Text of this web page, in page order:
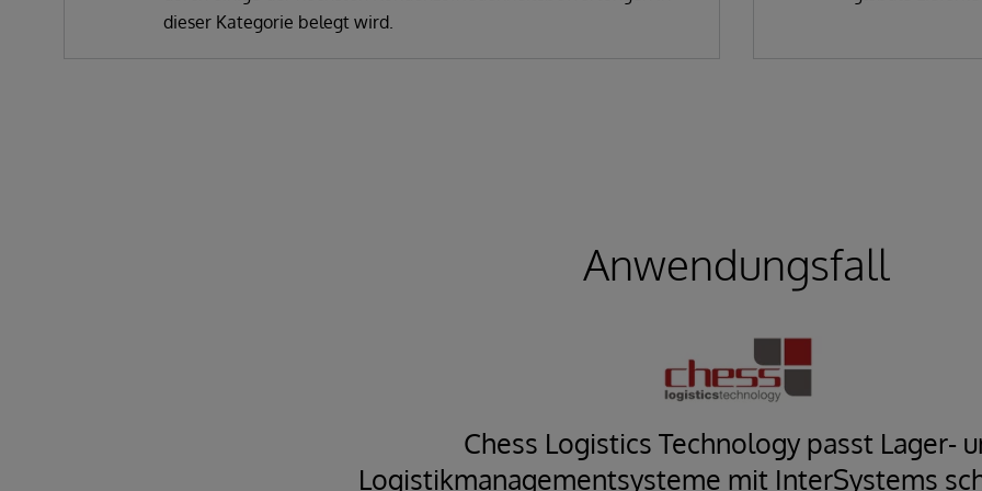
dieser Kategorie belegt wird.
Anwendungsfall
Chess Logistics Technology passt Lager-
Logistikmanagementsysteme mit InterSystems